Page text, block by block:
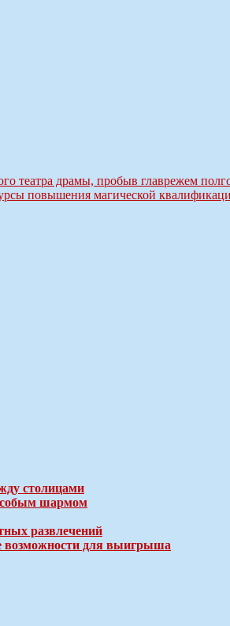
театра драмы, пробыв главрежем
повышения магической
столицами
шармом
развлечений
возможности для выигрыша